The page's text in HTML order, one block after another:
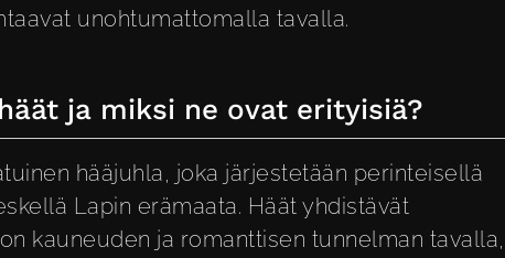
unohtumattomalla tavalla.
ja miksi ne ovat erityisiä?
hääjuhla, joka järjestetään perinteisellä
Lapin erämaata. Häät yhdistävät
kauneuden ja romanttisen tunnelman tavalla,